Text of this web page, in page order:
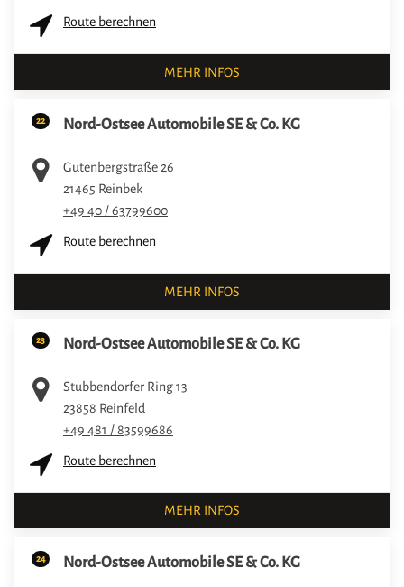
Route berechnen
MEHR INFOS
22 Nord-Ostsee Automobile SE & Co. KG
Gutenbergstraße 26
21465 Reinbek
+49 40 / 63799600
Route berechnen
MEHR INFOS
23 Nord-Ostsee Automobile SE & Co. KG
Stubbendorfer Ring 13
23858 Reinfeld
+49 481 / 83599686
Route berechnen
MEHR INFOS
24 Nord-Ostsee Automobile SE & Co. KG